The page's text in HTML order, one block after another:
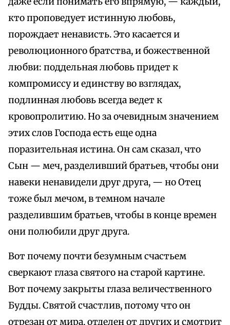
кто проповедует истинную любовь,
порождает ненависть. Это касается и
революционного братства, и божественной
любви: поддельная любовь придет к
компромиссу и единству во взглядах,
подлинная любовь всегда ведет к
кровопролитию. Но за очевидным значением
этих слов Господа есть еще одна
поразительная истина. Он сам сказал, что
Сын — меч, разделивший братьев, чтобы они
навеки ненавидели друг друга, — но Отец
тоже был мечом, в темном начале
разделившим братьев, чтобы в конце времен
они полюбили друг друга.
Вот почему почти безумным счастьем
сверкают глаза святого на старой картине.
Вот почему закрыты глаза величественного
Будды. Святой счастлив, потому что он
отрезан от мира, отделен от других и смотрит